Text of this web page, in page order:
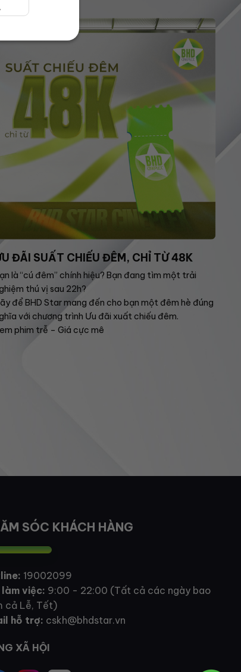
ĐÃI SUẤT CHIẾU ĐÊM, CHỈ TỪ 48K
là “cú đêm” chính hiệu? Bạn đang tìm một trải
thú vị sau 22h?
để BHD Star mang đến cho bạn một đêm hè đúng
với chương trình Ưu đãi xuất chiếu đêm.
phim trễ – Giá cực mê
SÓC KHÁCH HÀNG
19002099
làm việc: 9:00 - 22:00 (Tất cả các ngày bao
cả Lễ, Tết)
hỗ trợ: cskh@bhdstar.vn
XÃ HỘI